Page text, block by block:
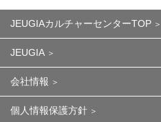
JEUGIAカルチャーセンターTOP
JEUGIA
会社情報
個人情報保護方針